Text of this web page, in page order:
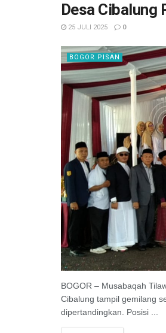
Desa Cibalung
25 JULI 2025 0
BOGOR PISAN
BOGOR – Musabaqah
Cibalung tampil gemilang
dipertandingkan. Posisi ...